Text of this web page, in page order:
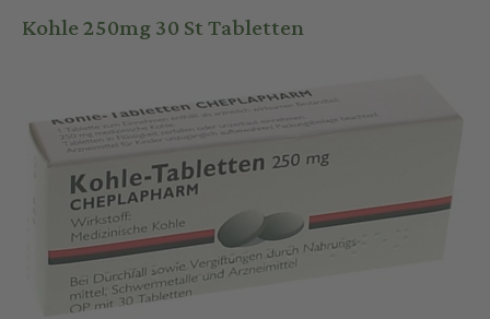
Kohle 250mg 30 St Tabletten